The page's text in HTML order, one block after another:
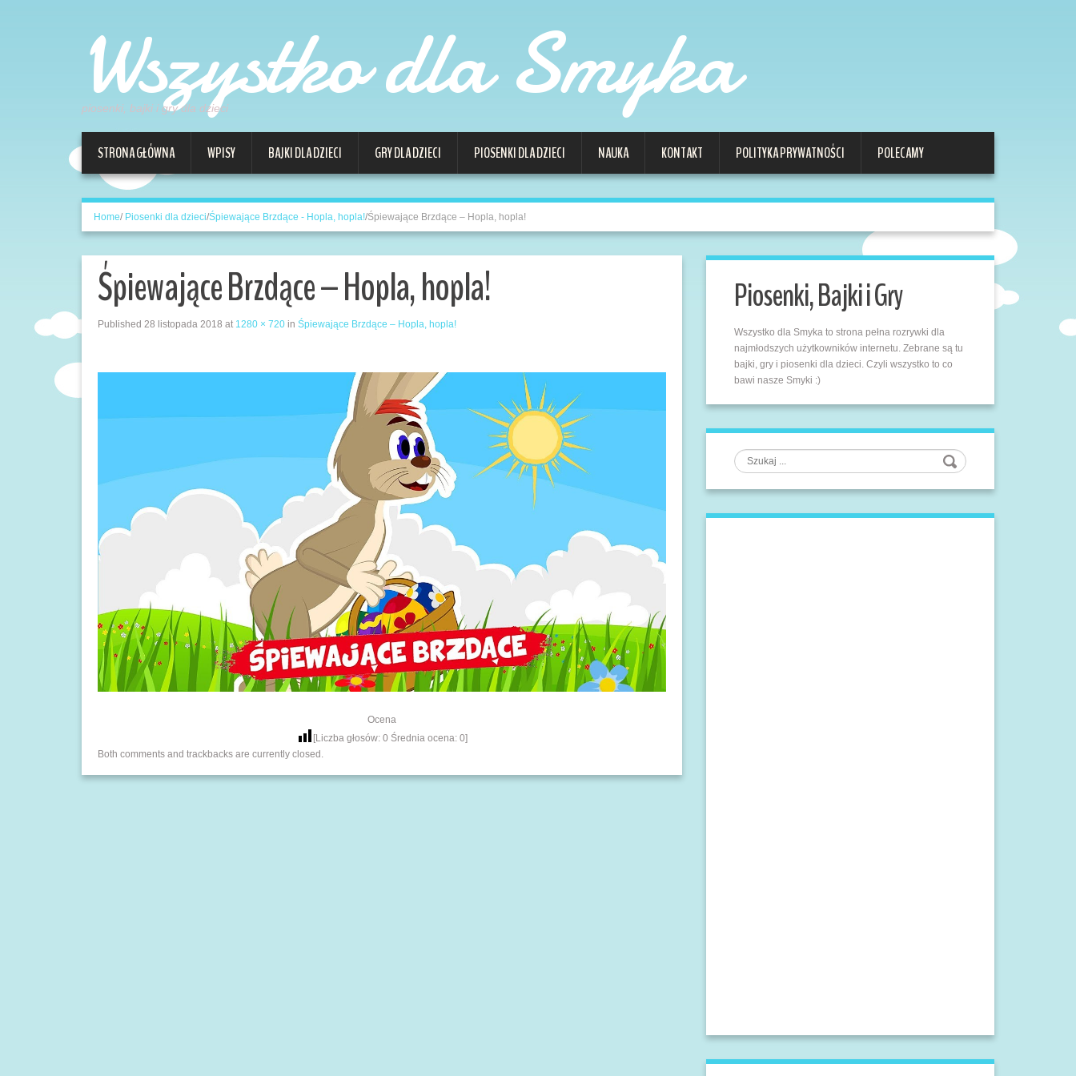
Wszystko dla Smyka
piosenki, bajki i gry dla dzieci
STRONA GŁÓWNA WPISY BAJKI DLA DZIECI GRY DLA DZIECI PIOSENKI DLA DZIECI NAUKA KONTAKT POLITYKA PRYWATNOŚCI POLECAMY
Home/ Piosenki dla dzieci/Śpiewające Brzdące - Hopla, hopla!/Śpiewające Brzdące – Hopla, hopla!
Śpiewające Brzdące – Hopla, hopla!
Published 28 listopada 2018 at 1280 × 720 in Śpiewające Brzdące – Hopla, hopla!
Ocena
[Liczba głosów: 0 Średnia ocena: 0]
Both comments and trackbacks are currently closed.
Piosenki, Bajki i Gry
Wszystko dla Smyka to strona pełna rozrywki dla
najmłodszych użytkowników internetu. Zebrane są tu
bajki, gry i piosenki dla dzieci. Czyli wszystko to co
bawi nasze Smyki :)
Szukaj